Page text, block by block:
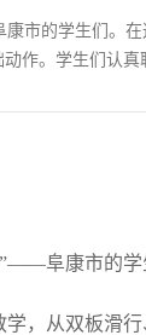
市的学生们。
作。学生们认
阜康市的学
，从双板滑